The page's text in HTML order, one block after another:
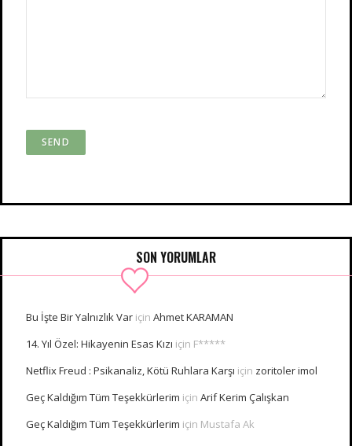
SON YORUMLAR
Bu İşte Bir Yalnızlık Var için Ahmet KARAMAN
14. Yıl Özel: Hikayenin Esas Kızı için F*****
Netflix Freud : Psikanaliz, Kötü Ruhlara Karşı için zoritoler imol
Geç Kaldığım Tüm Teşekkürlerim için Arif Kerim Çalışkan
Geç Kaldığım Tüm Teşekkürlerim için Mustafa Ak